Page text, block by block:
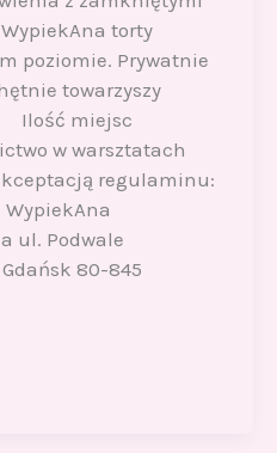
torty
poziomie. Prywatnie
towarzyszy
miejsc
w warsztatach
regulaminu:
ul. Podwale
80-845